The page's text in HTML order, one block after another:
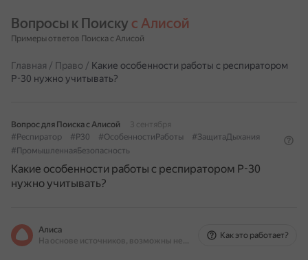
Вопросы к Поиску с Алисой
Примеры ответов Поиска с Алисой
Главная / Право / Какие особенности работы с респиратором
Р-30 нужно учитывать?
Вопрос для Поиска с Алисой
3 сентября
#Респиратор
#Р30 #ОсобенностиРаботы
#ЗащитаДыхания
#ПромышленнаяБезопасность
Какие особенности работы с респиратором Р-30
нужно учитывать?
Алиса
На основе источников, возможны неточности
Как это работает?